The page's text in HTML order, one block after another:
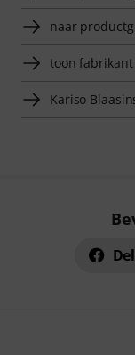
naar
toon
Kariso